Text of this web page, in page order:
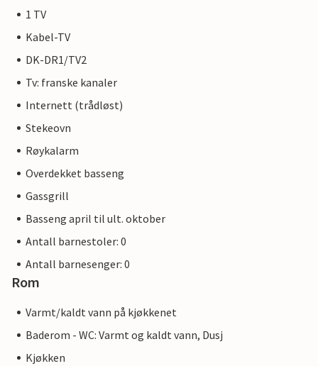
1 TV
Kabel-TV
DK-DR1/TV2
Tv: franske kanaler
Internett (trådløst)
Stekeovn
Røykalarm
Overdekket basseng
Gassgrill
Basseng april til ult. oktober
Antall barnestoler: 0
Antall barnesenger: 0
Rom
Varmt/kaldt vann på kjøkkenet
Baderom - WC: Varmt og kaldt vann, Dusj
Kjøkken